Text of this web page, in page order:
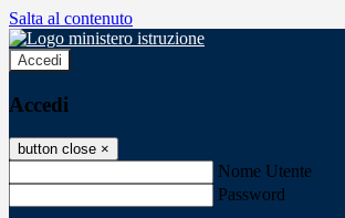
Salta al contenuto
Accedi
Accedi
button close ×
Nome Utente
Password